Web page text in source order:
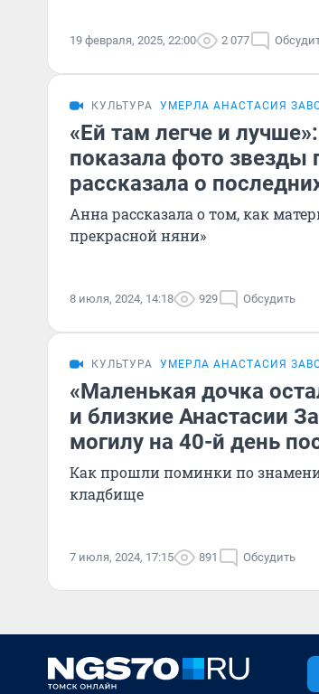
19 февраля, 2025, 22:00 2 077
КУЛЬТУРА УМЕРЛА АНАСТАСИЯ
«Ей там легче и
показала фото звезды
рассказала о
Анна рассказала о том, как
прекрасной няни»
8 июля, 2024, 14:18 929 Обсудить
КУЛЬТУРА УМЕРЛА АНАСТАСИЯ
«Маленькая дочка
и близкие Анастасии
могилу на 40-й день
Как прошли поминки по
кладбище
7 июля, 2024, 17:15 891 Обсудить